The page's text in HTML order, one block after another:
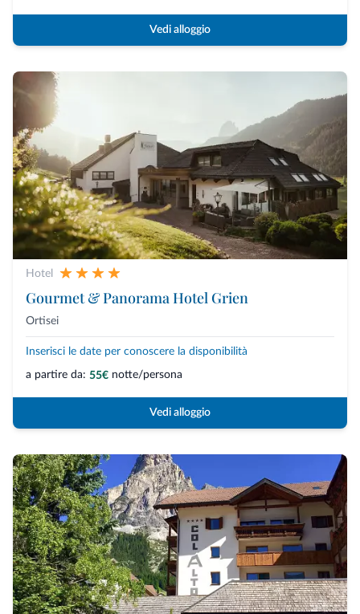
Vedi alloggio
Hotel
Gourmet & Panorama Hotel Grien
Ortisei
Inserisci le date per conoscere la disponibilità
a partire da: 55€ notte/persona
Vedi alloggio